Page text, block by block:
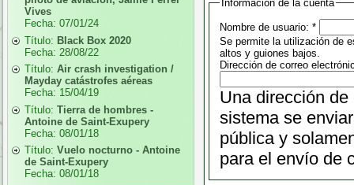
Vives
Fecha: 07/01/24
Título: Black Box 2020
Fecha: 28/08/22
Título: Air crash investigation /
Mayday catástrofes aéreas
Fecha: 15/04/19
Título: Tierra de hombres -
Antoine de Saint-Exupery
Fecha: 08/01/18
Título: Vuelo nocturno - Antoine
de Saint-Exupery
Fecha: 08/01/18
Información de la cuenta
Nombre de usuario: *
Se permite la utilización de
altos y guiones bajos.
Dirección de correo
Una dirección
sistema se
pública y
para el envío de